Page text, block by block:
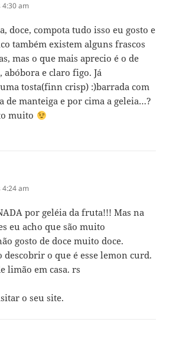
4:30 am
doce, compota tudo isso eu gosto e
também existem alguns frascos
mas o que mais aprecio é o de
e claro figo. Já
tosta(finn crisp) :)barrada com
de manteiga e por cima a geleia…?
muito
4:24 am
por geléia da fruta!!! Mas na
eu acho que são muito
gosto de doce muito doce.
descobrir o que é esse lemon curd.
limão em casa. rs
o seu site.